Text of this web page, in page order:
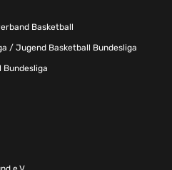
Basketball
/ Jugend Basketball Bundesliga
Bundesliga